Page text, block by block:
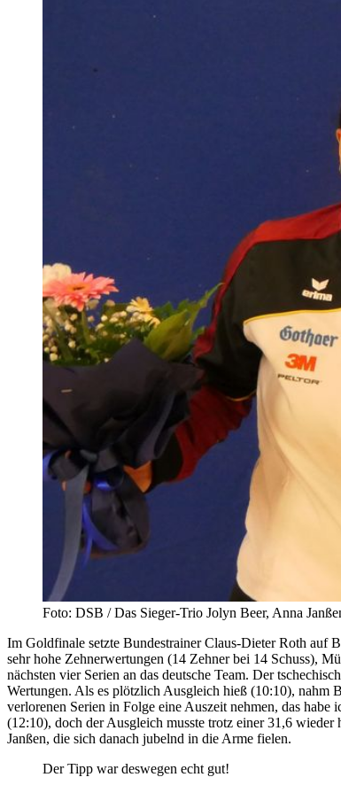
Foto: DSB / Das Sieger-Trio Jolyn Beer, Anna
Im Goldfinale setzte Bundestrainer Claus-Dieter Roth auf
sehr hohe Zehnerwertungen (14 Zehner bei 14 Schuss),
nächsten vier Serien an das deutsche Team. Der
Wertungen. Als es plötzlich Ausgleich hieß (10:10), nahm
verlorenen Serien in Folge eine Auszeit nehmen, das
(12:10), doch der Ausgleich musste trotz einer 31,6
Janßen, die sich danach jubelnd in die Arme fielen.
Der Tipp war deswegen echt gut!